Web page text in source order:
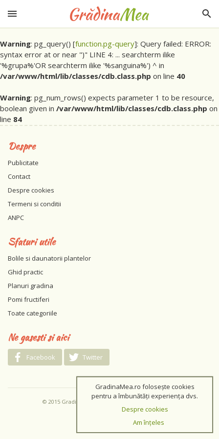
Warning: pg_query() [function.pg-query]: Query failed: ERROR:
syntax error at or near ")" LINE 4: ... searchterm ilike
'%grupa%'OR searchterm ilike '%sanguina%') ^ in
/var/www/html/lib/classes/cdb.class.php on line 40
Warning: pg_num_rows() expects parameter 1 to be resource,
boolean given in /var/www/html/lib/classes/cdb.class.php on
line 84
Despre
Publicitate
Contact
Despre cookies
Termeni si conditii
ANPC
Sfaturi utile
Bolile si daunatorii plantelor
Ghid practic
Planuri gradina
Pomi fructiferi
Toate categoriile
Ne gasesti si aici
Facebook Twitter
© 2015 GradinaMea.ro / Toate drepturile rezervate
GradinaMea.ro folosește cookies
pentru a îmbunătăți experiența dvs.
Despre cookies
Am înțeles